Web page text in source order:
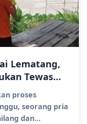
Lematang,
Tewas
proses
seorang pria
dan